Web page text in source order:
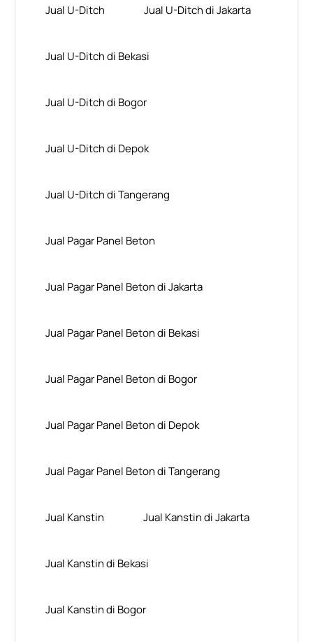
Jual U-Ditch Jual U-Ditch di Jakarta
Jual U-Ditch di Bekasi
Jual U-Ditch di Bogor
Jual U-Ditch di Depok
Jual U-Ditch di Tangerang
Jual Pagar Panel Beton
Jual Pagar Panel Beton di Jakarta
Jual Pagar Panel Beton di Bekasi
Jual Pagar Panel Beton di Bogor
Jual Pagar Panel Beton di Depok
Jual Pagar Panel Beton di Tangerang
Jual Kanstin Jual Kanstin di Jakarta
Jual Kanstin di Bekasi
Jual Kanstin di Bogor